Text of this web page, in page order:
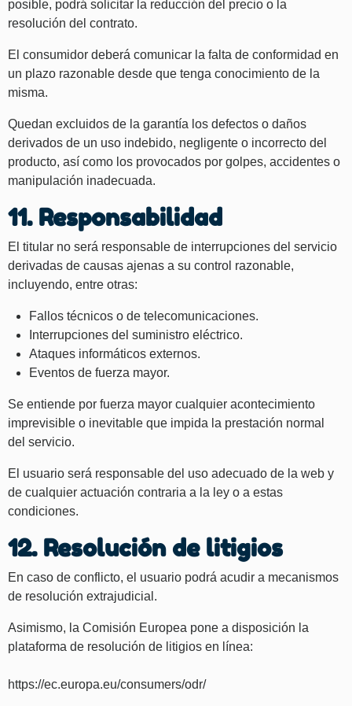
posible, podrá solicitar la reducción del precio o la
resolución del contrato.
El consumidor deberá comunicar la falta de conformidad en
un plazo razonable desde que tenga conocimiento de la
misma.
Quedan excluidos de la garantía los defectos o daños
derivados de un uso indebido, negligente o incorrecto del
producto, así como los provocados por golpes, accidentes o
manipulación inadecuada.
11. Responsabilidad
El titular no será responsable de interrupciones del servicio
derivadas de causas ajenas a su control razonable,
incluyendo, entre otras:
Fallos técnicos o de telecomunicaciones.
Interrupciones del suministro eléctrico.
Ataques informáticos externos.
Eventos de fuerza mayor.
Se entiende por fuerza mayor cualquier acontecimiento
imprevisible o inevitable que impida la prestación normal
del servicio.
El usuario será responsable del uso adecuado de la web y
de cualquier actuación contraria a la ley o a estas
condiciones.
12. Resolución de litigios
En caso de conflicto, el usuario podrá acudir a mecanismos
de resolución extrajudicial.
Asimismo, la Comisión Europea pone a disposición la
plataforma de resolución de litigios en línea:
https://ec.europa.eu/consumers/odr/